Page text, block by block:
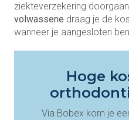
ziekteverzekering
volwassene draag je de
wanneer je aangesloten
Hoge
Via Bobex kom je